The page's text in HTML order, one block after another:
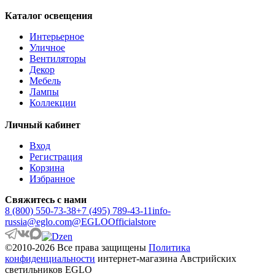
ANJABE
ANTELAO
ANTIPOLO
ANWICK
ANWICK 1
ANZINO
APRICALE
ARACENA
ARANZOLA
ARGOLIS 2
ARISCANI
ARISCANI 2
ARNHEM
ARTANA
ASBY
ASINDRO
ATOLLARI
AULIYE
AUROTONELLO
AUSTELL
Каталог освещения
Интерьерное
Уличное
Вентиляторы
Декор
Мебель
Лампы
Коллекции
Личный кабинет
Вход
Регистрация
Корзина
Избранное
Свяжитесь с нами
8 (800) 550-73-38+7 (495) 789-43-11info-
russia@eglo.com@EGLOOfficialstore
©2010-2026 Все права защищены Политика
конфиденциальности интернет-магазина Австрийских
светильников EGLO